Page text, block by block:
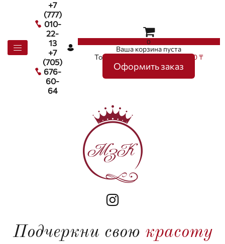
+7
(777)
010-
22-
13
+7
(705)
676-
60-
64
0
Ваша корзина пуста
Товаров в корзине
на сумму0 ₸
Оформить заказ
Подчеркни свою красоту